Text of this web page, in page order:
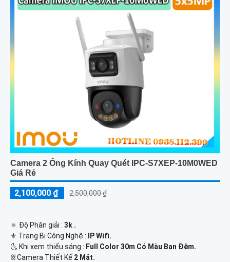
Camera 2 Ống Kính Quay Quét IPC-S7XEP-10M0WED
Giá Rẻ
2,100,000 ₫ 2,500,000 ₫
🔅 Độ Phân giải : 3k .
⚜️ Trang Bị Công Nghệ :
IP Wifi.
🌜 Khi xem thiếu sáng : Full Color 30m Có Màu Ban Ðêm.
⛓ Camera Thiết Kế 2 Mắt.